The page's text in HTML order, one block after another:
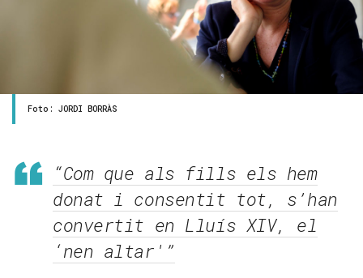
Foto: JORDI BORRÀS
“Com que als fills els hem
donat i consentit tot, s’han
convertit en Lluís XIV, el
‘nen altar'”